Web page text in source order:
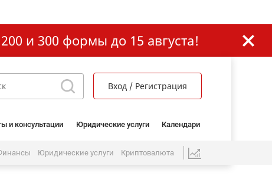
и 300 формы до 15 августа!
Вход / Регистрация
и консультации Юридические услуги Календари
Юридические услуги Криптовалюта